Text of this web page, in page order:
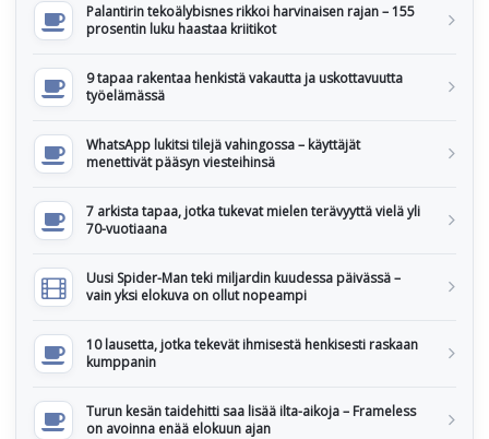
Palantirin tekoälybisnes rikkoi harvinaisen rajan – 155
prosentin luku haastaa kriitikot
9 tapaa rakentaa henkistä vakautta ja uskottavuutta
työelämässä
WhatsApp lukitsi tilejä vahingossa – käyttäjät
menettivät pääsyn viesteihinsä
7 arkista tapaa, jotka tukevat mielen terävyyttä vielä yli
70-vuotiaana
Uusi Spider-Man teki miljardin kuudessa päivässä –
vain yksi elokuva on ollut nopeampi
10 lausetta, jotka tekevät ihmisestä henkisesti raskaan
kumppanin
Turun kesän taidehitti saa lisää ilta-aikoja – Frameless
on avoinna enää elokuun ajan